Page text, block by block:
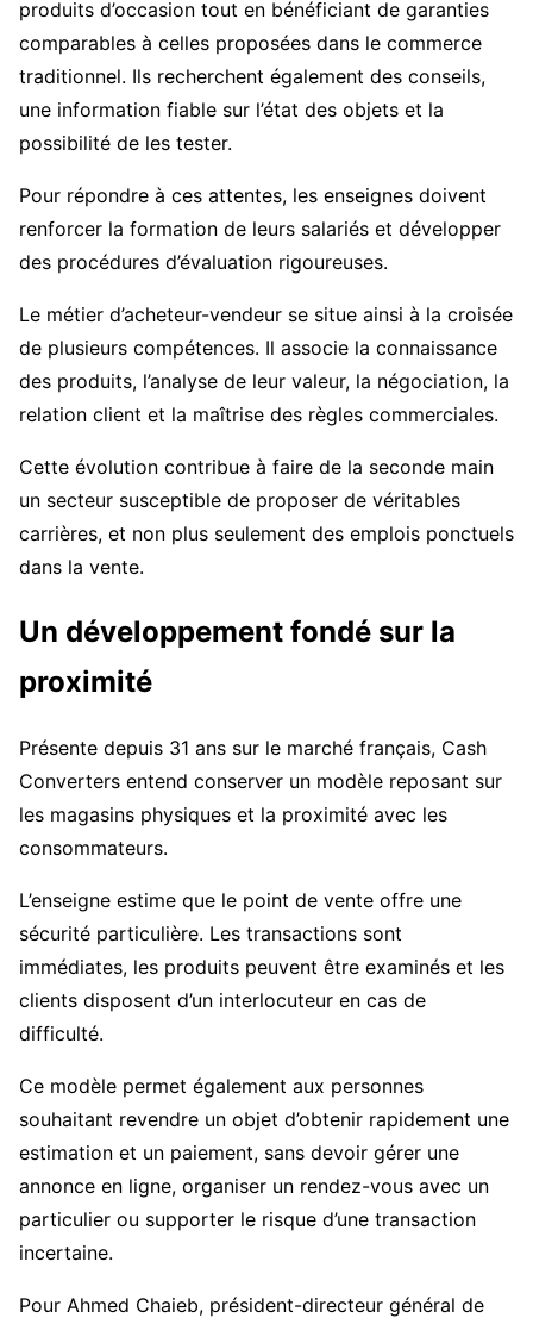
produits d’occasion tout en bénéficiant de garanties
comparables à celles proposées dans le commerce
traditionnel. Ils recherchent également des conseils,
une information fiable sur l’état des objets et la
possibilité de les tester.
Pour répondre à ces attentes, les enseignes doivent
renforcer la formation de leurs salariés et développer
des procédures d’évaluation rigoureuses.
Le métier d’acheteur-vendeur se situe ainsi à la croisée
de plusieurs compétences. Il associe la connaissance
des produits, l’analyse de leur valeur, la négociation, la
relation client et la maîtrise des règles commerciales.
Cette évolution contribue à faire de la seconde main
un secteur susceptible de proposer de véritables
carrières, et non plus seulement des emplois ponctuels
dans la vente.
Un développement fondé sur la
proximité
Présente depuis 31 ans sur le marché français, Cash
Converters entend conserver un modèle reposant sur
les magasins physiques et la proximité avec les
consommateurs.
L’enseigne estime que le point de vente offre une
sécurité particulière. Les transactions sont
immédiates, les produits peuvent être examinés et les
clients disposent d’un interlocuteur en cas de
difficulté.
Ce modèle permet également aux personnes
souhaitant revendre un objet d’obtenir rapidement une
estimation et un paiement, sans devoir gérer une
annonce en ligne, organiser un rendez-vous avec un
particulier ou supporter le risque d’une transaction
incertaine.
Pour Ahmed Chaieb, président-directeur général de